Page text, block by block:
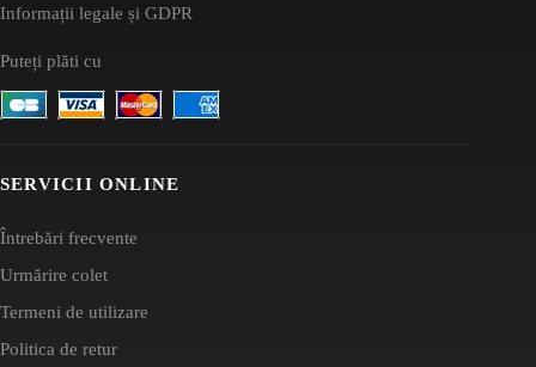
Informații legale și GDPR
Puteți plăti cu
SERVICII ONLINE
Întrebări frecvente
Urmărire colet
Termeni de utilizare
Politica de retur